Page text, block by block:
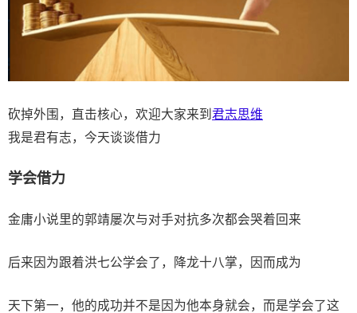
砍掉外围，直击核心，欢迎大家来到 君志思维
我是君有志，今天谈谈借力
学会借力
金庸小说里的郭靖屡次与对手对抗多次都会哭着回来
后来因为跟着洪七公学会了，降龙十八掌，因而成为
天下第一，他的成功并不是因为他本身就会，而是学会了这